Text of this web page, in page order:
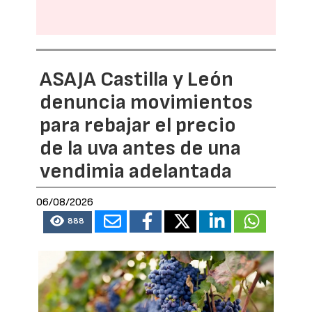
ASAJA Castilla y León
denuncia movimientos
para rebajar el precio
de la uva antes de una
vendimia adelantada
06/08/2026
888